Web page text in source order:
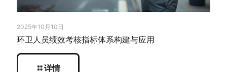
2025年10月10日
环卫人员绩效考核指标体系构建与应用
详情